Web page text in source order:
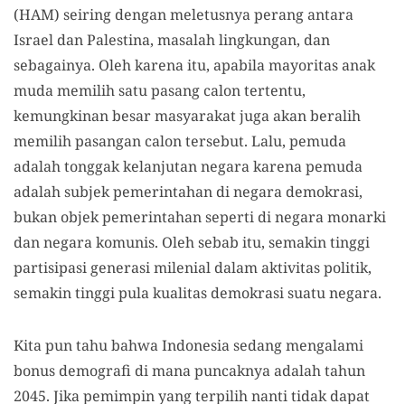
(HAM) seiring dengan meletusnya perang antara
Israel dan Palestina, masalah lingkungan, dan
sebagainya. Oleh karena itu, apabila mayoritas anak
muda memilih satu pasang calon tertentu,
kemungkinan besar masyarakat juga akan beralih
memilih pasangan calon tersebut. Lalu, pemuda
adalah tonggak kelanjutan negara karena pemuda
adalah subjek pemerintahan di negara demokrasi,
bukan objek pemerintahan seperti di negara monarki
dan negara komunis. Oleh sebab itu, semakin tinggi
partisipasi generasi milenial dalam aktivitas politik,
semakin tinggi pula kualitas demokrasi suatu negara.
Kita pun tahu bahwa Indonesia sedang mengalami
bonus demografi di mana puncaknya adalah tahun
2045. Jika pemimpin yang terpilih nanti tidak dapat